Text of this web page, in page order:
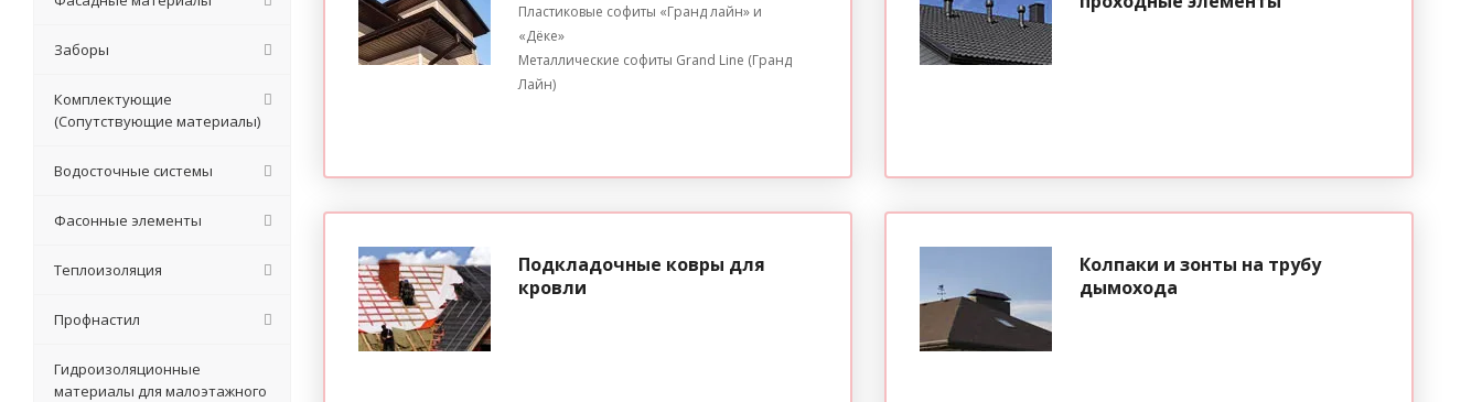
Пластиковые софиты «Гранд лайн» и
«Дёке»
Металлические софиты Grand Line (Гранд
Лайн)
Подкладочные ковры для
кровли
Колпаки и зонты на трубу
дымохода
Заборы
Комплектующие
(Сопутствующие материалы)
Водосточные системы
Фасонные элементы
Теплоизоляция
Профнастил
Гидроизоляционные
материалы для малоэтажного